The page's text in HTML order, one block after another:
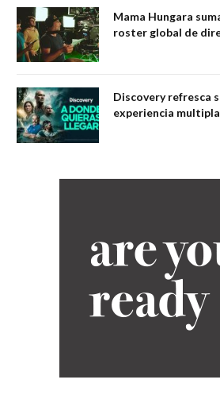
Mama Hungara
roster global de
Discovery refresca
experiencia